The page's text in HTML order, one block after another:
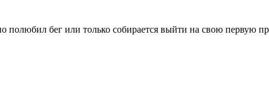
полюбил бег или только собирается выйти на свою первую